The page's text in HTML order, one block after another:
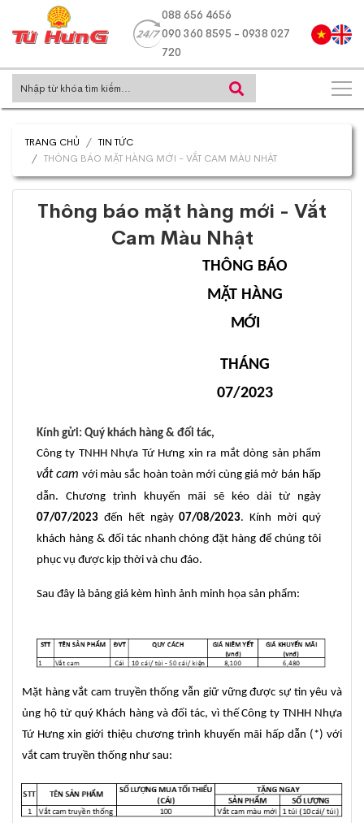
088 656 4656
090 360 8595 - 0938 027
720
TRANG CHỦ
TIN TỨC
THÔNG BÁO MẶT HÀNG MỚI - VẮT CAM MÀU NHẬT
Thông báo mặt hàng mới - Vắt
Cam Màu Nhật
THÔNG BÁO
MẶT HÀNG
MỚI
THÁNG
07/2023
Kính gửi: Quý khách hàng & đối tác,
Công ty TNHH Nhựa Tứ Hưng xin ra mắt dòng sản phẩm
vắt cam với màu sắc hoàn toàn mới cùng giá mở bán hấp
dẫn. Chương trình khuyến mãi sẽ kéo dài từ ngày
07/07/2023 đến hết ngày07/08/2023. Kính mời quý
khách hàng & đối tác nhanh chóng đặt hàng để chúng tôi
phục vụ được kịp thời và chu đáo.
Sau đây là bảng giá kèm hình ảnh minh họa sản phẩm:
Mặt hàng vắt cam truyền thống vẫn giữ vững được sự tin yêu và
ủng hộ từ quý Khách hàng và đối tác, vì thế Công ty TNHH Nhựa
Tứ Hưng xin giới thiệu chương trình khuyến mãi hấp dẫn (*) với
vắt cam truyền thống như sau: